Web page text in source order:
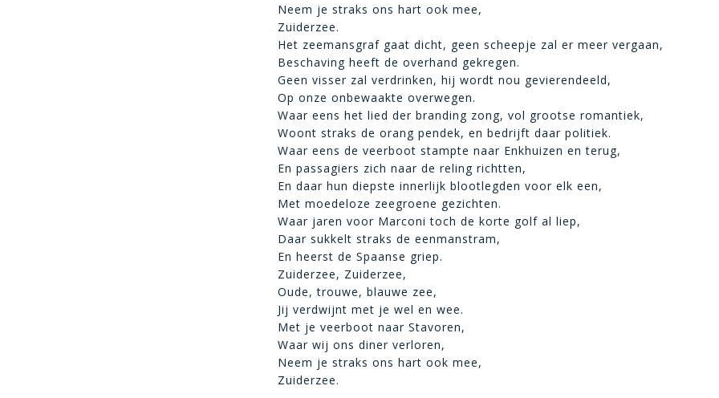
Neem je straks ons hart ook mee,
Zuiderzee.
Het zeemansgraf gaat dicht, geen scheepje zal er meer vergaan,
Beschaving heeft de overhand gekregen.
Geen visser zal verdrinken, hij wordt nou gevierendeeld,
Op onze onbewaakte overwegen.
Waar eens het lied der branding zong, vol grootse romantiek,
Woont straks de orang pendek, en bedrijft daar politiek.
Waar eens de veerboot stampte naar Enkhuizen en terug,
En passagiers zich naar de reling richtten,
En daar hun diepste innerlijk blootlegden voor elk een,
Met moedeloze zeegroene gezichten.
Waar jaren voor Marconi toch de korte golf al liep,
Daar sukkelt straks de eenmanstram,
En heerst de Spaanse griep.
Zuiderzee, Zuiderzee,
Oude, trouwe, blauwe zee,
Jij verdwijnt met je wel en wee.
Met je veerboot naar Stavoren,
Waar wij ons diner verloren,
Neem je straks ons hart ook mee,
Zuiderzee.